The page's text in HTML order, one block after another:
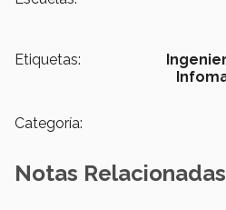
Etiquetas:
Categoría:
Notas Relacionadas